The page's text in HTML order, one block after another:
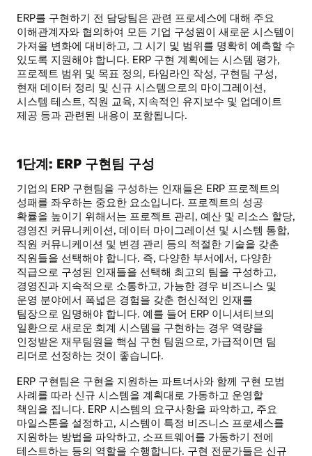
ERP를 구현하기 전 담당팀은 관련 프로세스에 대해 주요
이해관계자와 협의하여 모든 기업 구성원이 새로운 시스템이
가져올 변화에 대비하고, 그 시기 및 범위를 명확히 예측할 수
있도록 지원해야 합니다. ERP 구현 계획에는 시스템 평가,
프로젝트 범위 및 목표 정의, 타임라인 작성, 구현팀 구성,
현재 데이터 정리 및 신규 시스템으로의 마이그레이션,
시스템 테스트, 직원 교육, 지속적인 유지보수 및 업데이트
제공 등과 관련된 내용이 포함됩니다.
1단계: ERP 구현팀 구성
기업의 ERP 구현팀을 구성하는 인재들은 ERP 프로젝트의
성패를 좌우하는 중요한 요소입니다. 프로젝트의 성공
확률을 높이기 위해서는 프로젝트 관리, 예산 및 리소스 할당,
경영진 커뮤니케이션, 데이터 마이그레이션 및 시스템 통합,
직원 커뮤니케이션 및 변경 관리 등의 적절한 기술을 갖춘
직원들을 선택해야 합니다. 즉, 다양한 부서에서, 다양한
직급으로 구성된 인재들을 선택해 최고의 팀을 구성하고,
경영진과 지속적으로 소통하고, 가능한 경우 비즈니스 및
운영 분야에서 폭넓은 경험을 갖춘 헌신적인 인재를
팀장으로 임명해야 합니다. 예를 들어 ERP 이니셔티브의
일환으로 새로운 회계 시스템을 구현하는 경우 역량을
인정받은 재무팀원을 핵심 구현 팀원으로, 가급적이면 팀
리더로 선정하는 것이 좋습니다.
ERP 구현팀은 구현을 지원하는 파트너사와 함께 구현 모범
사례를 따라 신규 시스템을 계획대로 가동하고 운영할
책임을 집니다. ERP 시스템의 요구사항을 파악하고, 주요
마일스톤을 설정하고, 시스템이 특정 비즈니스 프로세스를
지원하는 방법을 파악하고, 소프트웨어를 가동하기 전에
테스트하는 등의 역할을 수행합니다. 구현 전문가들은 신규